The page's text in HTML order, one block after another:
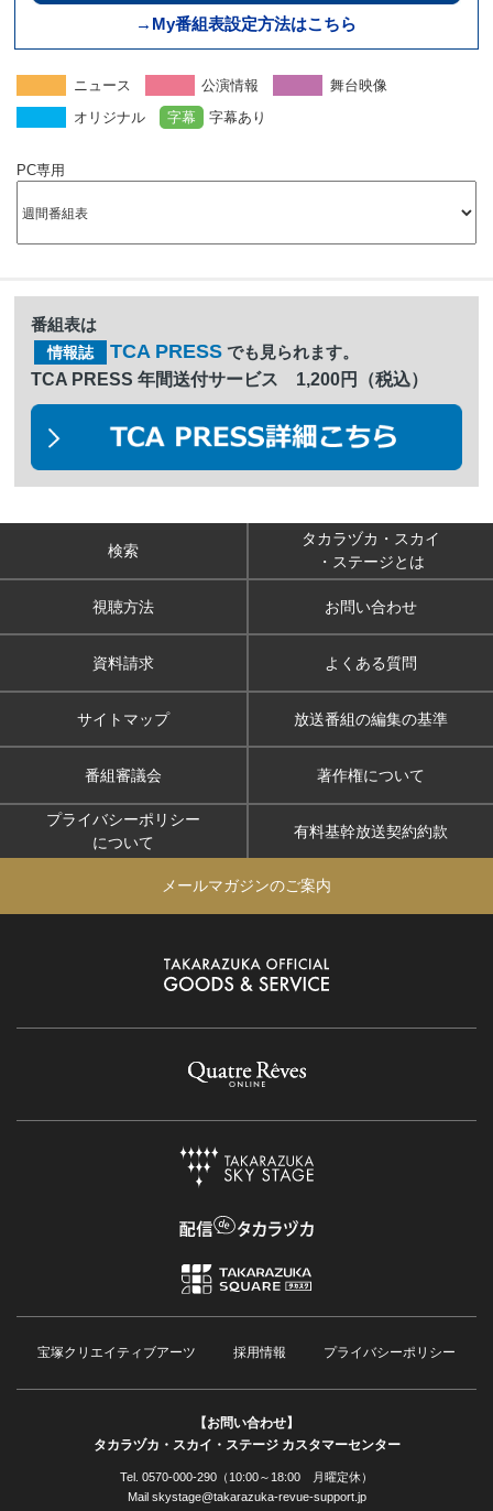
→My番組表設定方法はこちら
ニュース 公演情報
舞台映像
オリジナル
字幕 字幕あり
PC専用
番組表は
情報誌 TCA PRESS でも見られます。
TCA PRESS 年間送付サービス 1,200円（税込）
検索
タカラヅカ・スカイ
・ステージとは
視聴方法 お問い合わせ
資料請求 よくある質問
サイトマップ 放送番組の編集の基準
番組審議会 著作権について
プライバシーポリシー
について
有料基幹放送契約約款
メールマガジンのご案内
宝塚クリエイティブアーツ 採用情報 プライバシーポリシー
【お問い合わせ】
タカラヅカ・スカイ・ステージ カスタマーセンター
Tel. 0570-000-290（10:00～18:00 月曜定休）
Mail skystage@takarazuka-revue-support.jp